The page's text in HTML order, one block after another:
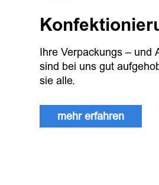
Ihre Verpackungs – und
sind bei uns gut
sie alle.
mehr erfahren